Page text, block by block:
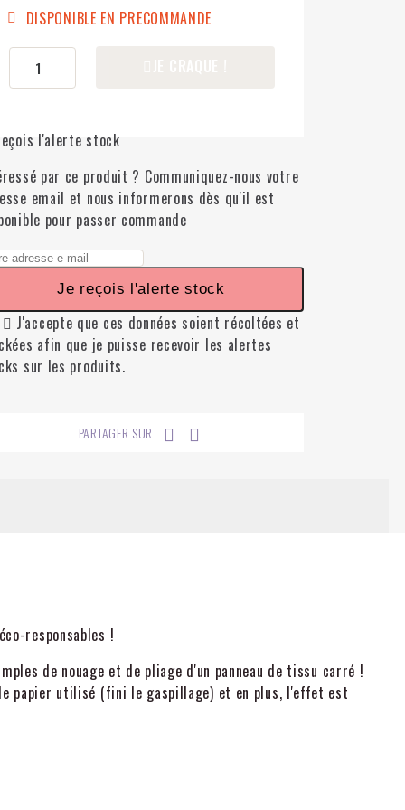
DISPONIBLE EN PRECOMMANDE
l'alerte stock
par ce produit ? Communiquez-nous votre
email et nous informerons dès qu'il est
pour passer commande
Je reçois l'alerte stock
 J'accepte que ces données soient récoltées et
afin que je puisse recevoir les alertes
sur les produits.
PARTAGER SUR
responsables !
de nouage et de pliage d'un panneau de tissu carré !
papier utilisé (fini le gaspillage) et en plus, l'effet est